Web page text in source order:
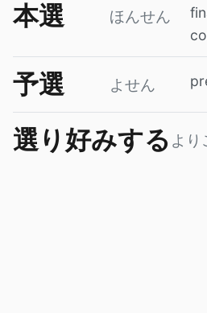
本選 ほんせん
予選 よせん
選り好みする より